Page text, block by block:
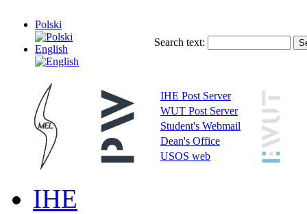
Polski
English
Search text:
IHE Post Server
WUT Post Server
Student's Webmail
Dean's Office
USOS web
IHE